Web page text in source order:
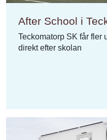
After School i
Teckomatorp SK får fler
direkt efter skolan